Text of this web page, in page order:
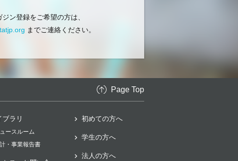
ジン登録をご希望の方は、
までご連絡ください。
Page Top
ブラリ
ースルーム
・事業報告書
初めての方へ
学生の方へ
法人の方へ